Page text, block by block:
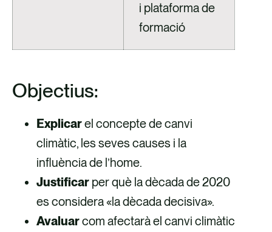
i plataforma de
formació
Objectius:
Explicarel concepte de canvi
climàtic, les seves causes i la
influència de l’home.​
Justificar per què la dècada de 2020
es considera «la dècada decisiva».​
Avaluarcom afectarà el canvi climàtic